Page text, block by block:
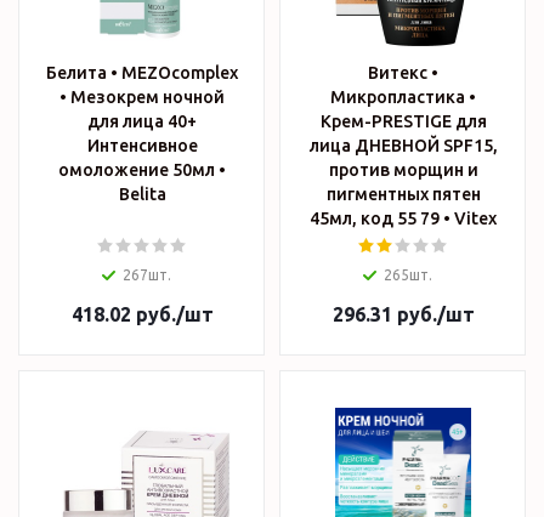
Белита • MEZOcomplex
• Мезокрем ночной
для лица 40+
Интенсивное
омоложение 50мл •
Belita
267шт.
418.02 руб./шт
Витекс •
Микропластика •
Крем-PRESTIGE для
лица ДНЕВНОЙ SPF15,
против морщин и
пигментных пятен
45мл, код 55 79 • Vitex
265шт.
296.31 руб./шт